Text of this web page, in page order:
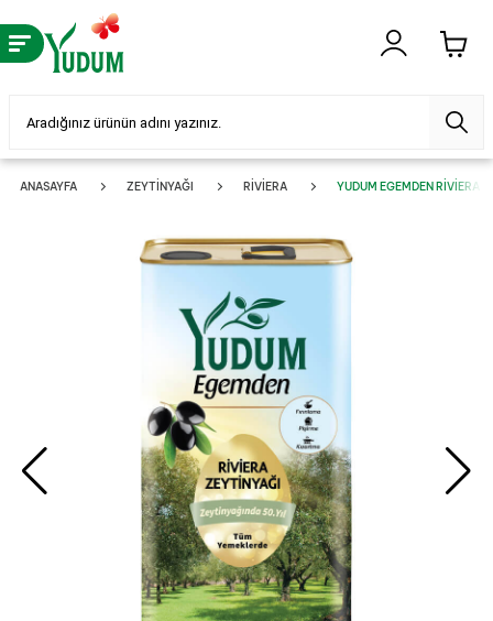
ANASAYFA ZEYTINYAĞI RIVIERA YUDUM EGEMDEN RIVIERA